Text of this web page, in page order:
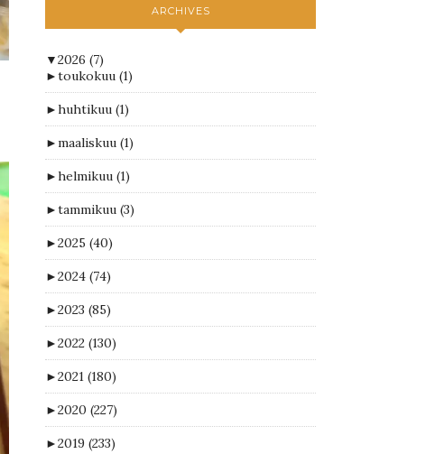
ARCHIVES
▼2026 (7)
►toukokuu (1)
►huhtikuu (1)
►maaliskuu (1)
►helmikuu (1)
►tammikuu (3)
►2025 (40)
►2024 (74)
►2023 (85)
►2022 (130)
►2021 (180)
►2020 (227)
►2019 (233)